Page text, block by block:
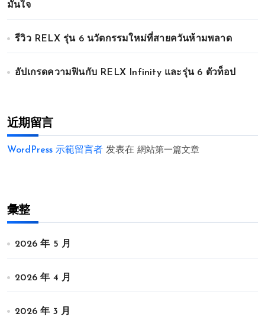
มั่นใจ
รีวิว RELX รุ่น 6 นวัตกรรมใหม่ที่สายควันห้ามพลาด
อัปเกรดความฟินกับ RELX Infinity และรุ่น 6 ตัวท็อป
近期留言
WordPress 示範留言者 发表在 網站第一篇文章
彙整
2026 年 5 月
2026 年 4 月
2026 年 3 月